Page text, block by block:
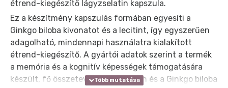
étrend-kiegészítő lágyzselatin kapszula.
Ez a készítmény kapszulás formában egyesíti a
Ginkgo biloba kivonatot és a lecitint, így egyszerűen
adagolható, mindennapi használatra kialakított
étrend-kiegészítő. A gyártói adatok szerint a termék
a memória és a kognitív képességek támogatására
készült, fő összetevői a szójalecitin és a Ginkgo biloba